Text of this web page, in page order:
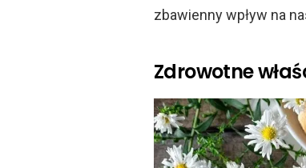
zbawienny wpływ na
Zdrowotne